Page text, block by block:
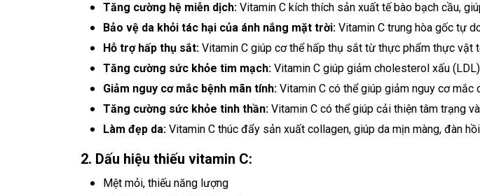
Tăng cường hệ miễn dịch: Vitamin C kích thích sản xuất tế bào bạch cầu,
Bảo vệ da khỏi tác hại của ánh nắng mặt trời: Vitamin C trung hòa gốc tự
Hỗ trợ hấp thụ sắt: Vitamin C giúp cơ thể hấp thụ sắt từ thực phẩm thực vật
Tăng cường sức khỏe tim mạch: Vitamin C giúp giảm cholesterol xấu
Giảm nguy cơ mắc bệnh mãn tính: Vitamin C có thể giúp giảm nguy cơ mắc
Tăng cường sức khỏe tinh thần: Vitamin C có thể giúp cải thiện tâm trạng
Làm đẹp da: Vitamin C thúc đẩy sản xuất collagen, giúp da mịn màng, đàn
2. Dấu hiệu thiếu vitamin C:
Mệt mỏi, thiếu năng lượng